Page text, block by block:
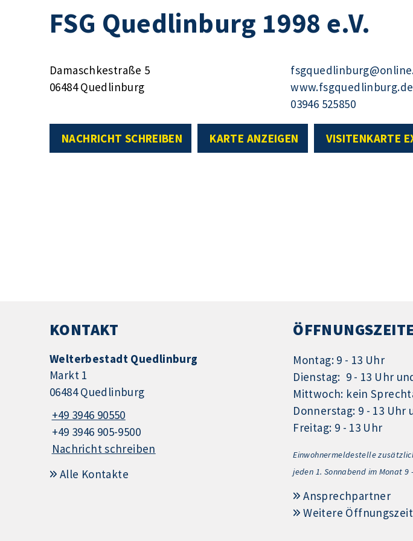
FSG Quedlinburg 1998 e.V.
Damaschkestraße 5
06484 Quedlinburg
www.fsgquedlinburg.de
03946 525850
NACHRICHT SCHREIBEN KARTE ANZEIGEN VISITENKARTE
KONTAKT
Welterbestadt Quedlinburg
Markt 1
06484 Quedlinburg
+49 3946 90550
+49 3946 905-9500
Nachricht schreiben
Alle Kontakte
Montag: 9 - 13 Uhr
Dienstag: 9 - 13 Uhr
Mittwoch: kein
Donnerstag: 9 - 13 Uhr
Freitag: 9 - 13 Uhr
Einwohnermeldestelle
jeden 1. Sonnabend im Monat 9
Ansprechpartner
Weitere